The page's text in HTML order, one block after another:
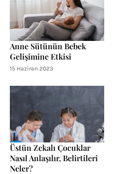
Anne Sütünün Bebek
Gelişimine Etkisi
15 Haziran 2023
Üstün Zekalı Çocuklar
Nasıl Anlaşılır, Belirtileri
Neler?